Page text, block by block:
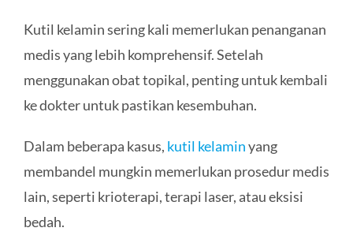
Kutil kelamin sering kali memerlukan penanganan
medis yang lebih komprehensif. Setelah
menggunakan obat topikal, penting untuk kembali
ke dokter untuk pastikan kesembuhan.
Dalam beberapa kasus, kutil kelaminyang
membandel mungkin memerlukan prosedur medis
lain, seperti krioterapi, terapi laser, atau eksisi
bedah.